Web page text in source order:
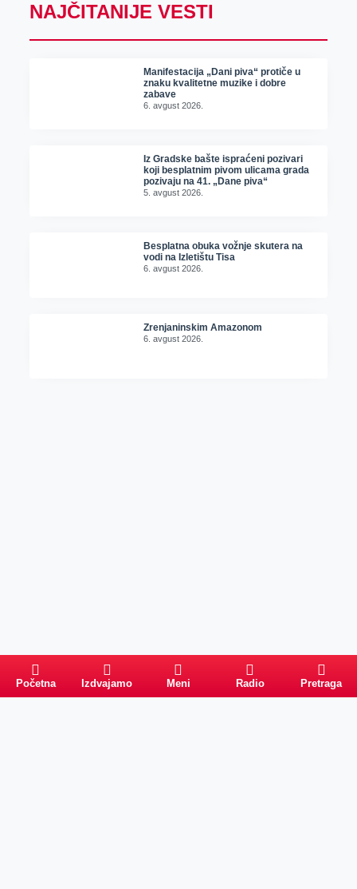
NAJČITANIJE VESTI
Manifestacija „Dani piva“ protiče u
znaku kvalitetne muzike i dobre
zabave
6. avgust 2026.
Iz Gradske bašte ispraćeni pozivari
koji besplatnim pivom ulicama grada
pozivaju na 41. „Dane piva“
5. avgust 2026.
Besplatna obuka vožnje skutera na
vodi na Izletištu Tisa
6. avgust 2026.
Zrenjaninskim Amazonom
6. avgust 2026.
Početna Izdvajamo Meni Radio Pretraga